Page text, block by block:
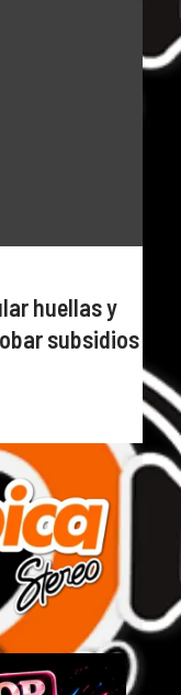
huellas y
subsidios